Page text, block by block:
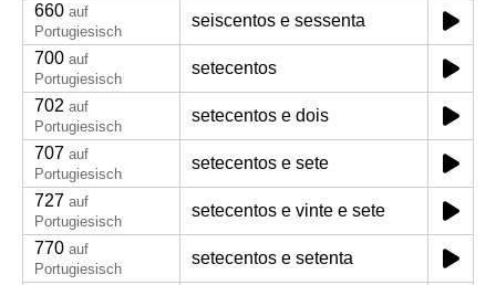
660 auf
Portugiesisch
seiscentos e sessenta
700 auf
Portugiesisch
setecentos
702 auf
Portugiesisch
setecentos e dois
707 auf
Portugiesisch
setecentos e sete
727 auf
Portugiesisch
setecentos e vinte e sete
770 auf
Portugiesisch
setecentos e setenta